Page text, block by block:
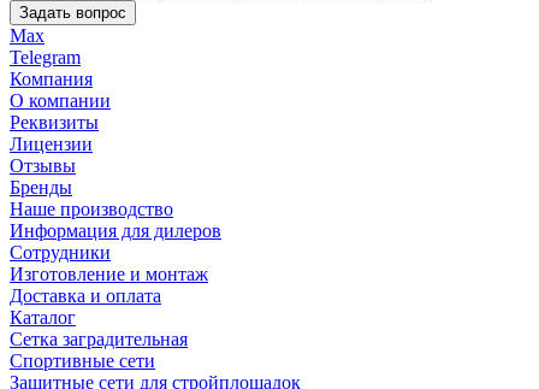
Задать вопрос
Max
Telegram
Компания
О компании
Реквизиты
Лицензии
Отзывы
Бренды
Наше производство
Информация для дилеров
Сотрудники
Изготовление и монтаж
Доставка и оплата
Каталог
Сетка заградительная
Спортивные сети
Защитные сети для стройплощадок